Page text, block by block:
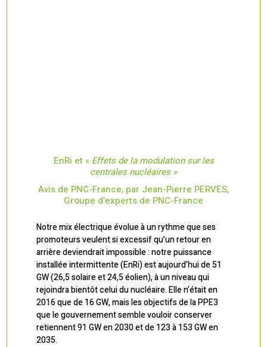
EnRi et « Effetsde lamodulationsur les
centrales nucléaires »
Avis de PNC-France, par Jean-Pierre PERVES,
Groupe d’experts de PNC-France
Notre mix électrique évolue à un rythme que ses
promoteurs veulent si excessif qu’un retour en
arrière deviendrait impossible : notrepuissance
installée intermittente (EnRi) est aujourd’hui de 51
GW (26,5 solaire et 24,5 éolien), à un niveau qui
rejoindra bientôt celui du nucléaire. Elle n’était en
2016 que de 16 GW, mais les objectifs de la PPE3
que le gouvernement semble vouloir conserver
retiennent 91 GW en 2030 et de 123 à 153 GW en
2035.